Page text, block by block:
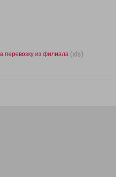
перевозку из филиала (xls)